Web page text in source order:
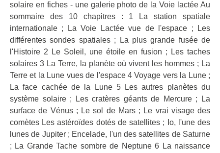
solaire en fiches - une galerie photo de la Voie lactée Au
sommaire des 10 chapitres : 1 La station spatiale
internationale ; La Voie Lactée vue de l'espace ; Les
différentes sondes spatiales ; La plus grande fusée de
l'Histoire 2 Le Soleil, une étoile en fusion ; Les taches
solaires 3 La Terre, la planète où vivent les hommes ; La
Terre et la Lune vues de l'espace 4 Voyage vers la Lune ;
La face cachée de la Lune 5 Les autres planètes du
système solaire ; Les cratères géants de Mercure ; La
surface de Vénus ; Le sol de Mars ; Le vrai visage des
comètes Les astéroïdes dotés de satellites ; Io, l'une des
lunes de Jupiter ; Encelade, l'un des satellites de Saturne
; La Grande Tache sombre de Neptune 6 La naissance